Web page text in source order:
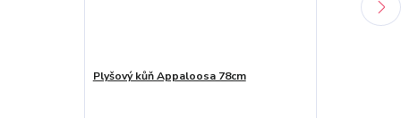
Plyšový kůň Appaloosa 78cm